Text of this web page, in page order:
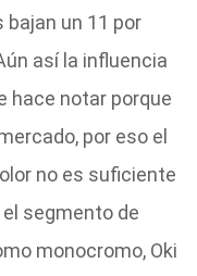
un 11 por
así la influencia
hace notar porque
por eso el
no es suficiente
segmento de
monocromo, Oki